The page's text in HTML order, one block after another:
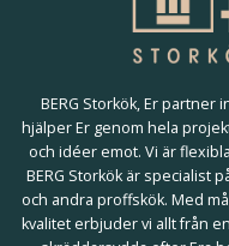
BERG Storkök, Er partner
hjälper Er genom hela
och idéer emot. Vi är
BERG Storkök är specialist
och andra proffskök. Med
kvalitet erbjuder vi allt från